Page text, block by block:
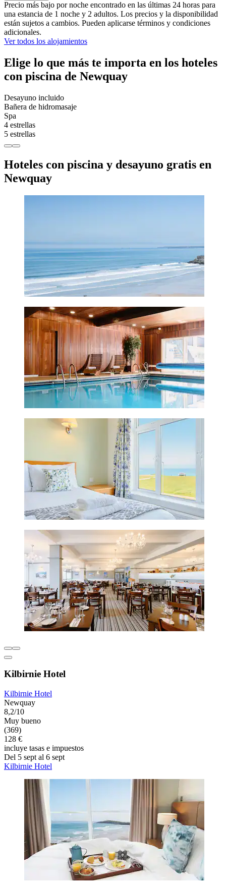
Precio más bajo por noche encontrado en las últimas 24 horas para
una estancia de 1 noche y 2 adultos. Los precios y la disponibilidad
están sujetos a cambios. Pueden aplicarse términos y condiciones
adicionales.
Ver todos los alojamientos
Elige lo que más te importa en los hoteles
con piscina de Newquay
Desayuno incluido
Bañera de hidromasaje
Spa
4 estrellas
5 estrellas
Hoteles con piscina y desayuno gratis en
Newquay
Kilbirnie Hotel
Kilbirnie Hotel
Newquay
8,2/10
Muy bueno
(369)
128 €
incluye tasas e impuestos
Del 5 sept al 6 sept
Kilbirnie Hotel